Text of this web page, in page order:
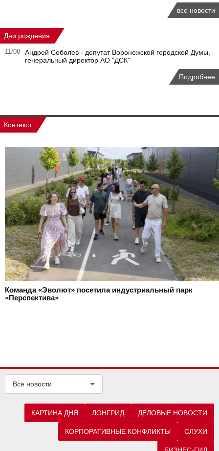
все новости
Дни рождения
11/08
Андрей Соболев - депутат Воронежской городской Думы,
генеральный директор АО "ДСК"
Подробнее
Контекст
Команда «Эволют» посетила индустриальный парк
«Перспектива»
Все новости
КАРТИНА ДНЯ ЛОНГРИД ДЕЛОВЫЕ НОВОСТИ
КОРПОРАТИВНЫЕ КОНФЛИКТЫ СЛУХИ